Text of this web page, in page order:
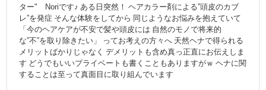
ター" Noriです♪ ある日突然！ ヘアカラー剤による”頭皮のカブ
レ”を発症 そんな体験をしてから 同じようなお悩みを抱えていて
「今のヘアケアが不安で髪や頭皮には 自然のモノで将来的
な”不”を取り除きたい」 ってお考えの方々へ 天然ヘナで得られる
メリットばかりじゃなく デメリットも含め真っ正直にお伝えしま
す どうでもいいプライベートも書くこともありますがｗ ヘナに関
することは至って真面目に取り組んでいます